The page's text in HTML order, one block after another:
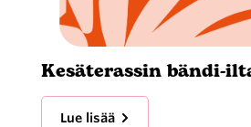
Kesäterassin bändi-
Lue lisää